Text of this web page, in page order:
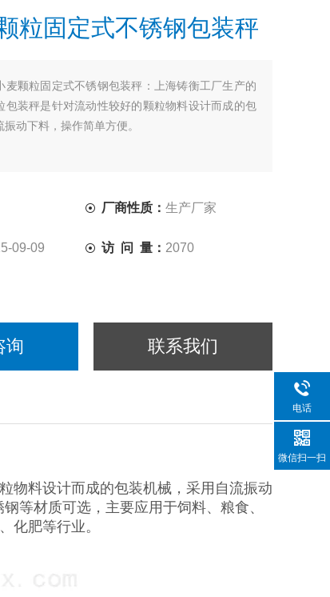
粒固定式不锈钢包装秤
麦颗粒固定式不锈钢包装秤：上海铸衡工厂生产的
包装秤是针对流动性较好的颗粒物料设计而成的包
动下料，操作简单方便。
厂商性质：生产厂家
09-09 访 问 量： 2070
询 联系我们
物料设计而成的包装机械，采用自流振动
等材质可选，主要应用于饲料、粮食、
化肥等行业。
电话
微信扫一扫